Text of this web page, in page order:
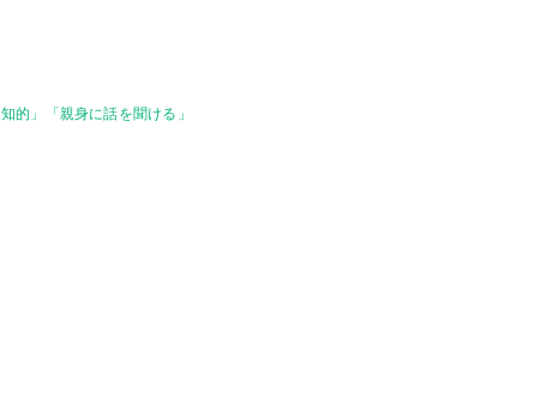
的」「親身に話を聞ける」